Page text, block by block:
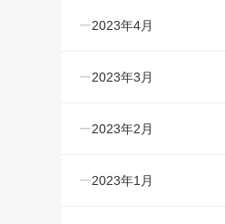
2023年4月
2023年3月
2023年2月
2023年1月